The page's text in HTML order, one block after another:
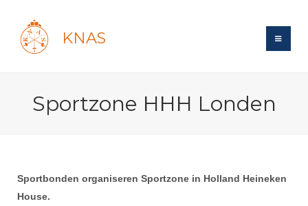
KNAS
Login
Bond
Lidmaatschap
Wat is topsport
Informatie
Sportzone HHH Londen
Sportbonden organiseren Sportzone in Holland Heineken
House.